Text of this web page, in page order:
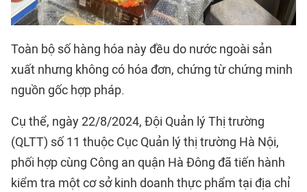
Toàn bộ số hàng hóa này đều do nước ngoài sản
xuất nhưng không có hóa đơn, chứng từ chứng minh
nguồn gốc hợp pháp.
Cụ thể, ngày 22/8/2024, Đội Quản lý Thị trường
(QLTT) số 11 thuộc Cục Quản lý thị trường Hà Nội,
phối hợp cùng Công an quận Hà Đông đã tiến hành
kiểm tra một cơ sở kinh doanh thực phẩm tại địa chỉ